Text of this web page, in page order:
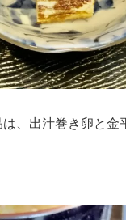
、出汁巻き卵と金